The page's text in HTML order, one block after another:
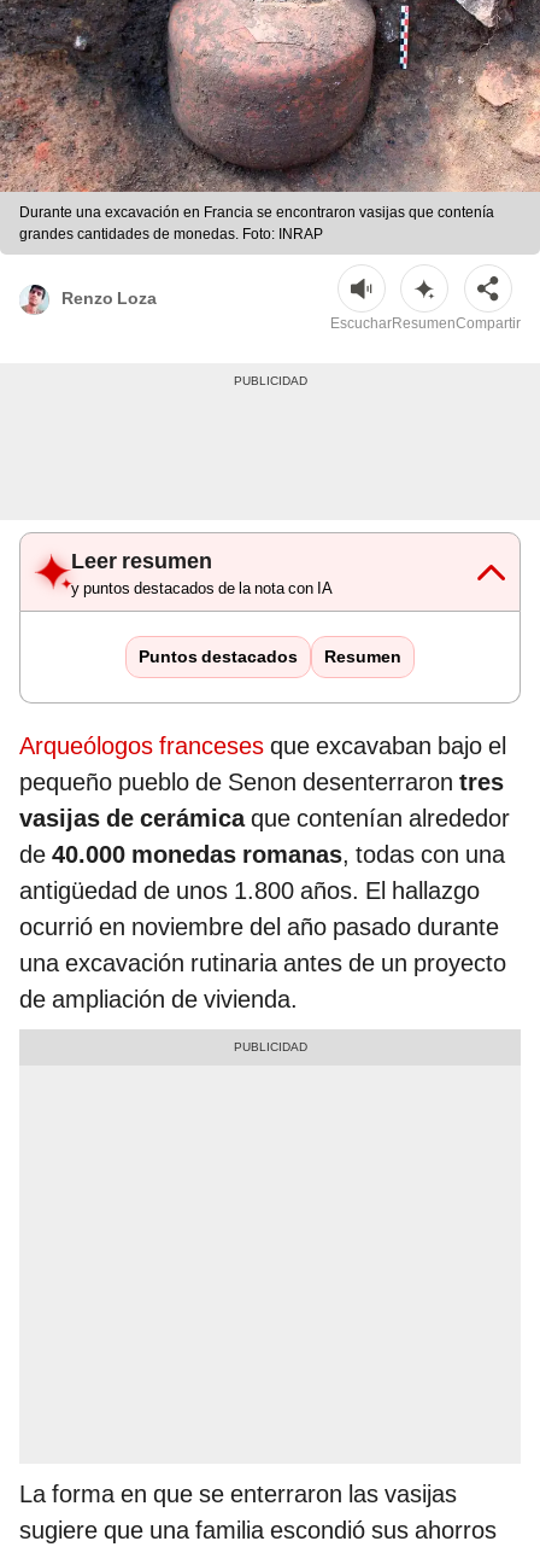
Durante una excavación en Francia se encontraron vasijas que contenía
grandes cantidades de monedas. Foto: INRAP
Renzo Loza
EscucharResumenCompartir
Leer resumen
y puntos destacados de la nota con IA
Puntos destacados Resumen
Arqueólogos franceses que excavaban bajo el
pequeño pueblo de Senon desenterraron tres
vasijas de cerámicaque contenían alrededor
de 40.000 monedas romanas, todas con una
antigüedad de unos 1.800 años. El hallazgo
ocurrió en noviembre del año pasado durante
una excavación rutinaria antes de un proyecto
de ampliación de vivienda.
La forma en que se enterraron las vasijas
sugiere que una familia escondió sus ahorros